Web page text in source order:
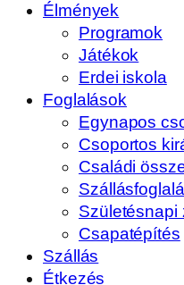
Élmények
Programok
Játékok
Erdei iskola
Foglalások
Egynapos
Csoportos
Családi
Születésnapi
Csapatépítés
Szállás
Étkezés